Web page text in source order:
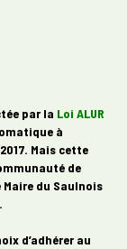
par la Loi ALUR
à
Mais cette
de
du Saulnois
d’adhérer au